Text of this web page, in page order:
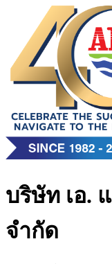
content
บริษัท เอ.
จำกัด